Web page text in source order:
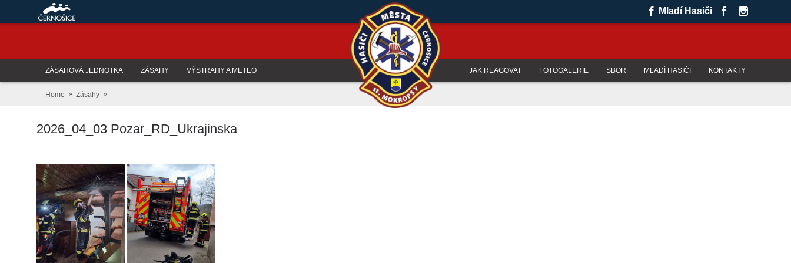
Mladí Hasiči
ZÁSAHOVÁ JEDNOTKA ZÁSAHY VÝSTRAHY A METEO KONTAKTY
MLADÍ HASIČI
SBOR
FOTOGALERIE
JAK REAGOVAT
Home Zásahy
2026_04_03 Pozar_RD_Ukrajinska